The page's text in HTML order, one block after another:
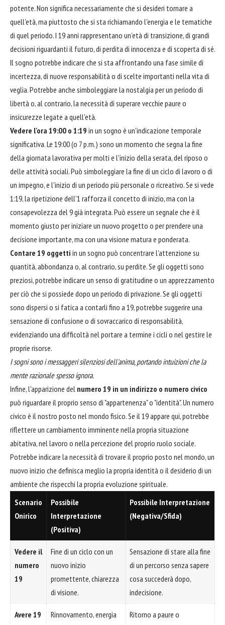
potente. Non significa necessariamente che si desideri tornare a
quell'età, ma piuttosto che si sta richiamando l'energia e le tematiche
di quel periodo. I 19 anni rappresentano un'età di transizione, di grandi
decisioni riguardanti il futuro, di perdita di innocenza e di scoperta di sé.
Il sogno potrebbe indicare che si sta affrontando una fase simile di
incertezza, di nuove responsabilità o di scelte importanti nella vita di
veglia. Potrebbe anche simboleggiare la nostalgia per un periodo di
libertà o, al contrario, la necessità di superare vecchie paure o
insicurezze legate a quell'età.
Vedere l'ora 19:00 o 1:19 in un sogno è un'indicazione temporale
significativa. Le 19:00 (o 7 p.m.) sono un momento che segna la fine
della giornata lavorativa per molti e l'inizio della serata, del riposo o
delle attività sociali. Può simboleggiare la fine di un ciclo di lavoro o di
un impegno, e l'inizio di un periodo più personale o ricreativo. Se si vede
1:19, la ripetizione dell'1 rafforza il concetto di inizio, ma con la
consapevolezza del 9 già integrata. Può essere un segnale che è il
momento giusto per iniziare un nuovo progetto o per prendere una
decisione importante, ma con una visione matura e ponderata.
Contare 19 oggetti in un sogno può concentrare l'attenzione su
quantità, abbondanza o, al contrario, su perdite. Se gli oggetti sono
preziosi, potrebbe indicare un senso di gratitudine o un apprezzamento
per ciò che si possiede dopo un periodo di privazione. Se gli oggetti
sono dispersi o si fatica a contarli fino a 19, potrebbe suggerire una
sensazione di confusione o di sovraccarico di responsabilità,
evidenziando una difficoltà nel portare a termine i cicli o nel gestire le
proprie risorse.
I sogni sono i messaggeri silenziosi dell'anima, portando intuizioni che la
mente razionale spesso ignora.
Infine, l'apparizione del numero 19 in un indirizzo o numero civico
può riguardare il proprio senso di "appartenenza" o "identità". Un numero
civico è il nostro posto nel mondo fisico. Se il 19 appare qui, potrebbe
riflettere un cambiamento imminente nella propria situazione
abitativa, nel lavoro o nella percezione del proprio ruolo sociale.
Potrebbe indicare la necessità di trovare il proprio posto nel mondo, un
nuovo inizio che definisca meglio la propria identità o il desiderio di un
ambiente che rispecchi la propria evoluzione spirituale.
Scenario
Onirico
Possibile
Interpretazione
(Positiva)
Possibile Interpretazione
(Negativa/Sfida)
Vedere il
numero
19
Fine di un ciclo con un
nuovo inizio
promettente, chiarezza
di visione.
Sensazione di stare alla fine
di un percorso senza sapere
cosa succederà dopo,
indecisione.
Avere 19
Rinnovamento, energia
Ritorno a paure o